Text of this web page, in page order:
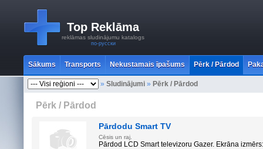
Top Reklāma
reklāmas sludinājumu katalogs
по-русски
Sākums Transports Nekustamais īpašums Pērk / Pārdod
» Sludinājumi » Pērk / Pārdod
Pērk / Pārdod
Pārdodu Smart TV
Cēsis un raj.
Pārdod LCD Smart televizoru Gazer. Ekrāna